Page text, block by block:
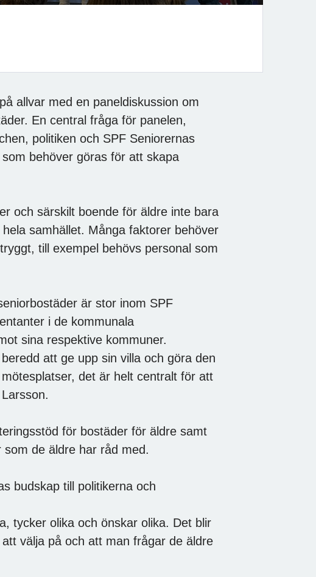
allvar med en paneldiskussion om
En central fråga för panelen,
politiken och SPF Seniorernas
behöver göras för att skapa
och särskilt boende för äldre inte bara
samhället. Många faktorer behöver
till exempel behövs personal som
är stor inom SPF
i de kommunala
sina respektive kommuner.
att ge upp sin villa och göra den
det är helt centralt för att
för bostäder för äldre samt
de äldre har råd med.
budskap till politikerna och
tycker olika och önskar olika. Det blir
välja på och att man frågar de äldre